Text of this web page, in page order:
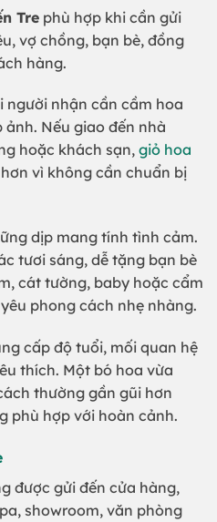
Tre phù hợp khi cần gửi
vợ chồng, bạn bè, đồng
hàng.
người nhận cần cầm hoa
Nếu giao đến nhà
hoặc khách sạn, giỏ hoa
vì không cần chuẩn bị
dịp mang tính tình cảm.
tươi sáng, dễ tặng bạn bè
cát tường, baby hoặc cẩm
phong cách nhẹ nhàng.
cấp độ tuổi, mối quan hệ
thích. Một bó hoa vừa
thường gần gũi hơn
phù hợp với hoàn cảnh.
được gửi đến cửa hàng,
showroom, văn phòng